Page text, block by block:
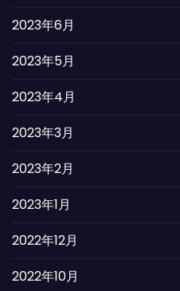
2023年6月
2023年5月
2023年4月
2023年3月
2023年2月
2023年1月
2022年12月
2022年10月